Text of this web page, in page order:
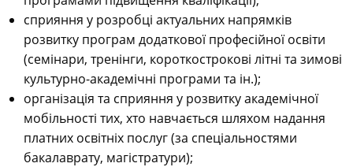
сприяння у розробці актуальних напрямків
розвитку програм додаткової професійної освіти
(семінари, тренінги, короткострокові літні та зимові
культурно-академічні програми та ін.);
організація та сприяння у розвитку академічної
мобільності тих, хто навчається шляхом надання
платних освітніх послуг (за спеціальностями
бакалаврату, магістратури);